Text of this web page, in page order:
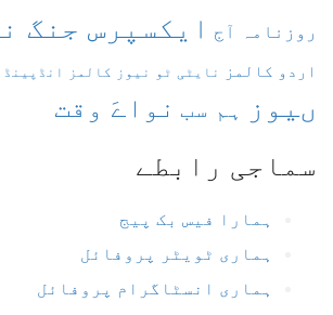
روزنامہ آج ایکسپرسجنگ
اردو کالمز نایٹی ٹو نیوز کالمز
ںیوز ہم سب نواےَ وقت
سماجی رابطے
ہمارا فیس بک پیج
ہماری ٹویٹر پروفائل
ہماری انسٹاگرام پروفائل